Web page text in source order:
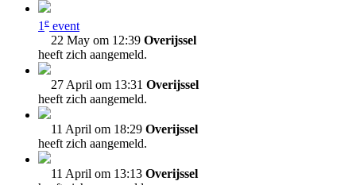
1 e event
22 May om 12:39 Overijssel
heeft zich aangemeld.
27 April om 13:31 Overijssel
heeft zich aangemeld.
11 April om 18:29 Overijssel
heeft zich aangemeld.
11 April om 13:13 Overijssel